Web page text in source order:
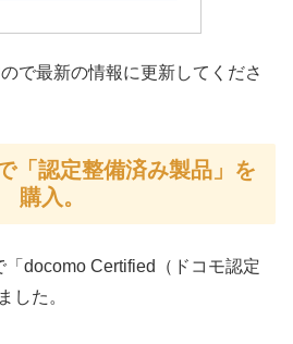
で最新の情報に更新してくださ
「認定整備済み製品」を
購入。
docomo Certified（ドコモ認定
した。